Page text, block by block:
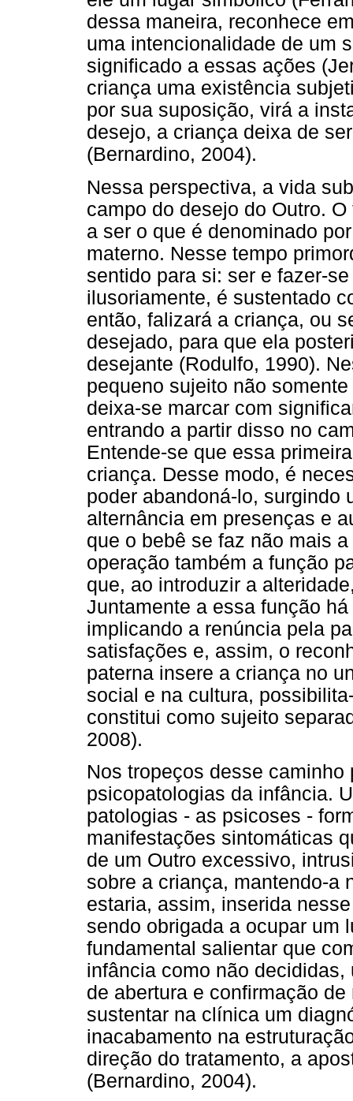
dessa maneira, reconhece
uma intencionalidade de um
significado a essas ações
criança uma existência
por sua suposição, virá a
desejo, a criança deixa de
(Bernardino, 2004).
Nessa perspectiva, a vida
campo do desejo do Outro.
a ser o que é denominado
materno. Nesse tempo
sentido para si: ser e fazer-
ilusoriamente, é sustentado
então, falizará a criança, ou
desejado, para que ela
desejante (Rodulfo, 1990).
pequeno sujeito não
deixa-se marcar com
entrando a partir disso no
Entende-se que essa
criança. Desse modo, é
poder abandoná-lo, surgindo
alternância em presenças e
que o bebê se faz não mais
operação também a função
que, ao introduzir a
Juntamente a essa função
implicando a renúncia pela
satisfações e, assim, o
paterna insere a criança no
social e na cultura,
constitui como sujeito
2008).
Nos tropeços desse
psicopatologias da infância.
patologias - as psicoses -
manifestações sintomáticas
de um Outro excessivo,
sobre a criança, mantendo-a
estaria, assim, inserida
sendo obrigada a ocupar um
fundamental salientar que
infância como não
de abertura e confirmação
sustentar na clínica um
inacabamento na
direção do tratamento, a
(Bernardino, 2004).